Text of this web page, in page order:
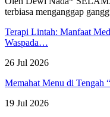
terbiasa menganggap
Terapi Lintah: Manfaat
Waspada…
26 Jul 2026
Memahat Menu di Tengah
19 Jul 2026